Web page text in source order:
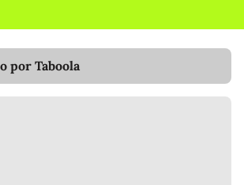
por Taboola